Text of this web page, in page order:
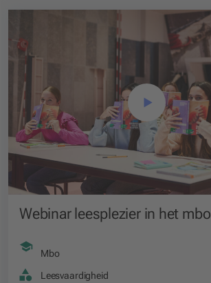
Webinar leesplezier in het mbo
Mbo
Leesvaardigheid